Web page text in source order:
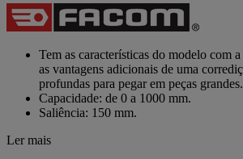
de
classificação
Link
mesma
página.
Tem as características do modelo com
as vantagens adicionais de uma
profundas para pegar em peças grandes.
Capacidade: de 0 a 1000 mm.
Saliência: 150 mm.
Ler mais